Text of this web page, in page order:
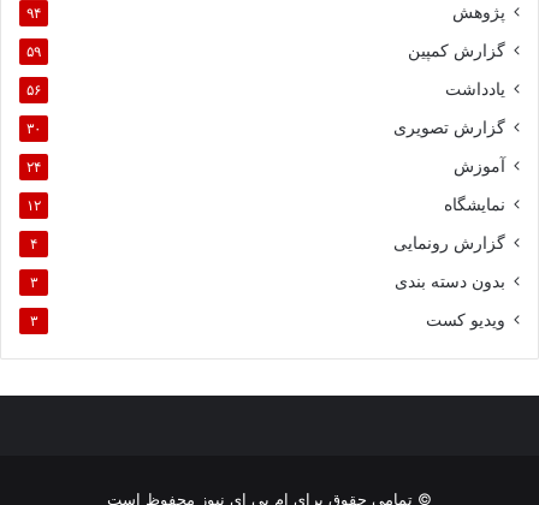
پژوهش ۹۴
گزارش کمپین ۵۹
یادداشت ۵۶
گزارش تصویری ۳۰
آموزش ۲۴
نمایشگاه ۱۲
گزارش رونمایی ۴
بدون دسته بندی ۳
ویدیو کست ۳
© تمامی حقوق برای ام بی ای نیوز محفوظ است